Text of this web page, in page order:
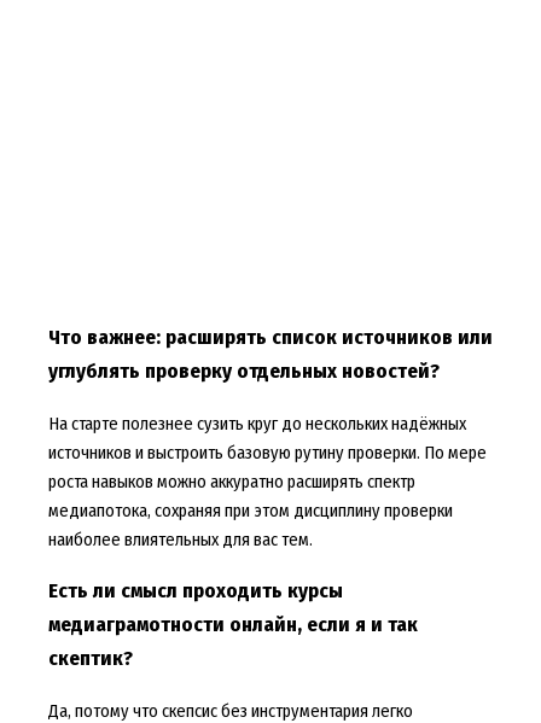
Что важнее: расширять список источников или
углублять проверку отдельных новостей?
На старте полезнее сузить круг до нескольких надёжных
источников и выстроить базовую рутину проверки. По мере
роста навыков можно аккуратно расширять спектр
медиапотока, сохраняя при этом дисциплину проверки
наиболее влиятельных для вас тем.
Есть ли смысл проходить курсы
медиаграмотности онлайн, если я и так
скептик?
Да, потому что скепсис без инструментария легко